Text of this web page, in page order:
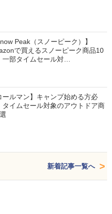
Peak（スノーピーク）】
で買えるスノーピーク商品10
一部タイムセール対…
ールマン】キャンプ始める方必
タイムセール対象のアウトドア商
新着記事一覧へ